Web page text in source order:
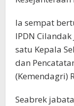
Ia sempat
IPDN
satu Kepala
dan
(Kemendagri)
Seabrek